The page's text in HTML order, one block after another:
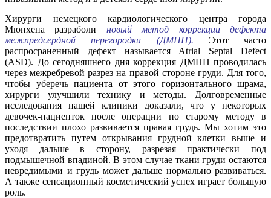
Хирурги немецкого кардиологического центра города
Мюнхена разраболи новый метод коррекции дефекта
межпредсердной перегородки (ДМПП). Этот часто
распросраненный дефект называется Atrial Septal Defect
(ASD). До сегодняшнего дня коррекция ДМПП проводилась
через межребревой разрез на правой стороне груди. Для того,
чтобы уберечь пациента от этого горизонтального шрама,
хирурги улучшили технику и методы. Долговременные
исследования нашей клиники доказали, что у некоторых
девочек-пациенток после операции по старому методу в
последствии плохо развивается правая грудь. Мы хотим это
предотвратить путем открывания грудной клетки выше и
уходя дальше в сторону, разрезая практически под
подмышечной впадиной. В этом случае ткани груди остаются
невредимыми и грудь может дальше нормально развиваться.
А также сенсационный косметический успех играет большую
роль.